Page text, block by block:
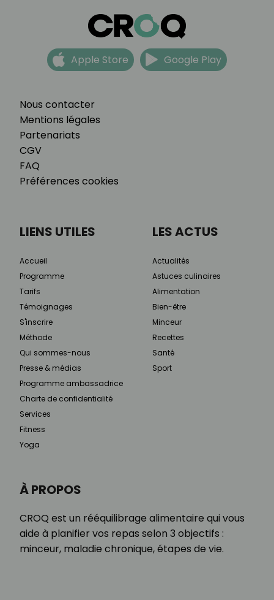
Nous contacter
Mentions légales
Partenariats
CGV
FAQ
Préférences cookies
Apple Store Google Play
À PROPOS
CROQ est un rééquilibrage alimentaire qui vous
aide à planifier vos repas selon 3 objectifs :
minceur, maladie chronique, étapes de vie.
LIENS UTILES
Accueil
Programme
Tarifs
Témoignages
S'inscrire
Méthode
Qui sommes-nous
Presse & médias
Programme ambassadrice
Charte de confidentialité
Services
Fitness
Yoga
LES ACTUS
Actualités
Astuces culinaires
Alimentation
Bien-être
Minceur
Recettes
Santé
Sport